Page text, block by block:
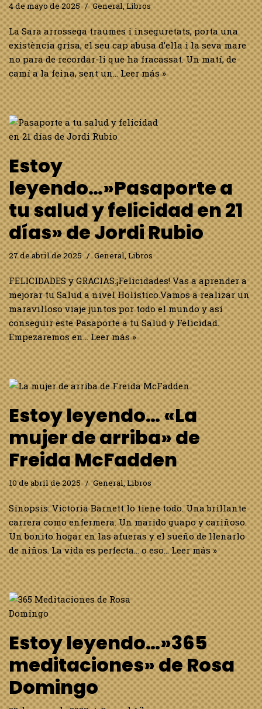
4 de mayo de 2025 General,Libros
La Sara arrossega traumes i inseguretats, porta una
existència grisa, el seu cap abusa d’ella i la seva mare
no para de recordar-li que ha fracassat. Un matí, de
camí a la feina, sent un…Leer más »
Estoy
leyendo…»Pasaporte a
tu salud y felicidad en 21
días» de Jordi Rubio
27 de abril de 2025 General,Libros
FELICIDADES y GRACIAS.¡Felicidades! Vas a aprender a
mejorar tu Salud a nivel Holístico.Vamos a realizar un
maravilloso viaje juntos por todo el mundo y así
conseguir este Pasaporte a tu Salud y Felicidad.
Empezaremos en…Leer más »
Estoy leyendo… «La
mujer de arriba» de
Freida McFadden
10 de abril de 2025 General,Libros
Sinopsis: Victoria Barnett lo tiene todo. Una brillante
carrera como enfermera. Un marido guapo y cariñoso.
Un bonito hogar en las afueras y el sueño de llenarlo
de niños. La vida es perfecta… o eso…Leer más »
Estoy leyendo…»365
meditaciones» de Rosa
Domingo